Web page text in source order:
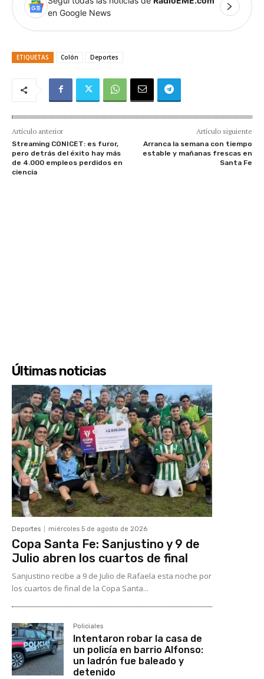
en Google News
ETIQUETAS Colón Deportes
Artículo anterior
Streaming CONICET: es furor,
pero detrás del éxito hay más
de 4.000 empleos perdidos en
ciencia
Artículo siguiente
Arranca la semana con tiempo
estable y mañanas frescas en
Santa Fe
Últimas noticias
Deportes miércoles 5 de agosto de 2026
Copa Santa Fe: Sanjustino y 9 de
Julio abren los cuartos de final
Sanjustino recibe a 9 de Julio de Rafaela esta noche por
los cuartos de final de la Copa Santa...
Policiales
Intentaron robar la casa de
un policía en barrio Alfonso:
un ladrón fue baleado y
detenido